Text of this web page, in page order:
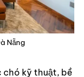
Nẵng
chó kỹ thuật, bề